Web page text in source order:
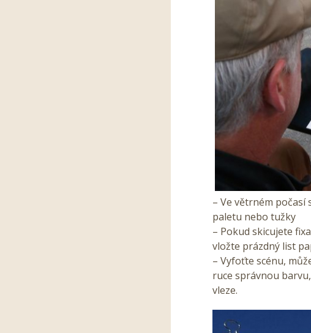
– Ve větrném
paletu nebo tužky
– Pokud skicujete
vložte prázdný list
– Vyfoťte scénu,
ruce správnou
vleze.